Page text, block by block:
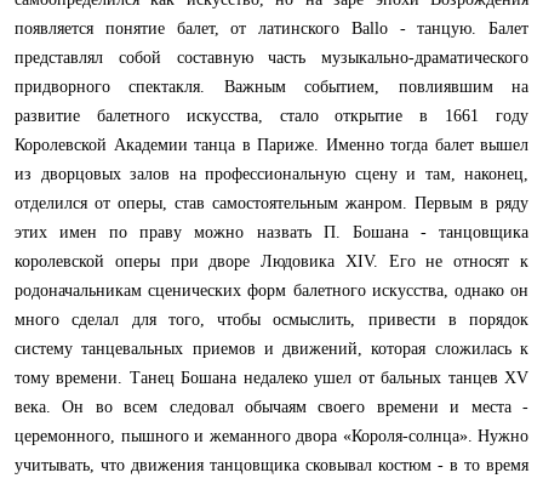
появляется понятие балет, от латинского Ballo - танцую. Балет
представлял собой составную часть музыкально-драматического
придворного спектакля. Важным событием, повлиявшим на
развитие балетного искусства, стало открытие в 1661 году
Королевской Академии танца в Париже. Именно тогда балет вышел
из дворцовых залов на профессиональную сцену и там, наконец,
отделился от оперы, став самостоятельным жанром. Первым в ряду
этих имен по праву можно назвать П. Бошана - танцовщика
королевской оперы при дворе Людовика XIV. Его не относят к
родоначальникам сценических форм балетного искусства, однако он
много сделал для того, чтобы осмыслить, привести в порядок
систему танцевальных приемов и движений, которая сложилась к
тому времени. Танец Бошана недалеко ушел от бальных танцев XV
века. Он во всем следовал обычаям своего времени и места -
церемонного, пышного и жеманного двора «Короля-солнца». Нужно
учитывать, что движения танцовщика сковывал костюм - в то время